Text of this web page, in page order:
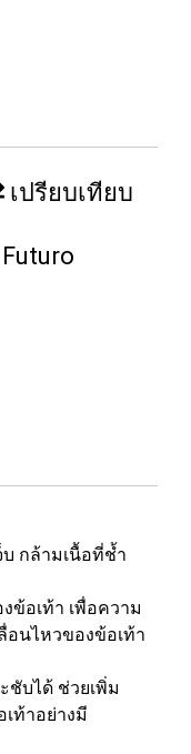
เปรียบเทียบ
Futuro
กล้ามเนื้อที่ช้ำ
ข้อเท้า เพื่อความ
อนไหวของข้อเท้า
ชับได้ ช่วยเพิ่ม
ท้าอย่างมี